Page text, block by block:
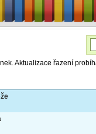
Aktualizace řazení